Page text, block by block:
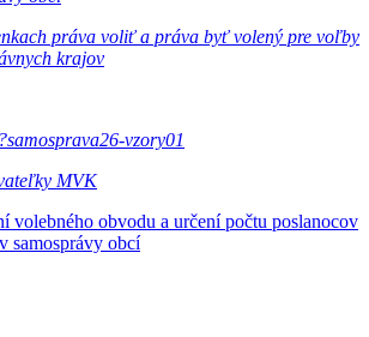
práva voliť a práva byť volený pre voľby
krajov
vzory01
MVK
volebného obvodu a určení počtu poslanocov
samosprávy obcí